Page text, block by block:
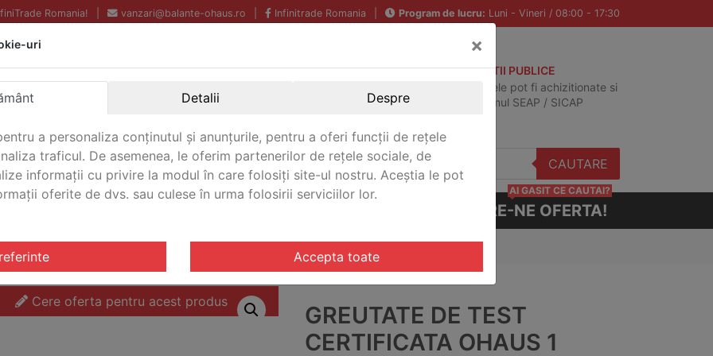
Romania! vanzari@balante-ohaus.ro Infinitrade Romania Program de lucru: Luni - Vineri / 08:00 - 17:30
Echipamente profesionale
pentru laborator.
Garantie Internationala.
ACHIZITII PUBLICE
Produsele pot fi achizitionate si
in sistemul SEAP / SICAP
CAUTARE
CERE-NE OFERTA!
AI GASIT CE CAUTAI?
M1/ Greutate de test certificata Ohaus 1 OIML M1 OH CERT
Cere oferta pentru acest produs
GREUTATE DE TEST
CERTIFICATA OHAUS 1
uri ×
Detalii Despre
a personaliza conținutul și anunțurile, pentru a oferi funcții de rețele
traficul. De asemenea, le oferim partenerilor de rețele sociale, de
informații cu privire la modul în care folosiți site-ul nostru. Aceștia le pot
oferite de dvs. sau culese în urma folosirii serviciilor lor.
Accepta toate